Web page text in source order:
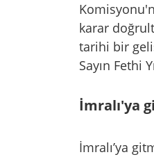
karar
tarihi bir
Sayın Fethi
İmralı'ya
İmralı’ya